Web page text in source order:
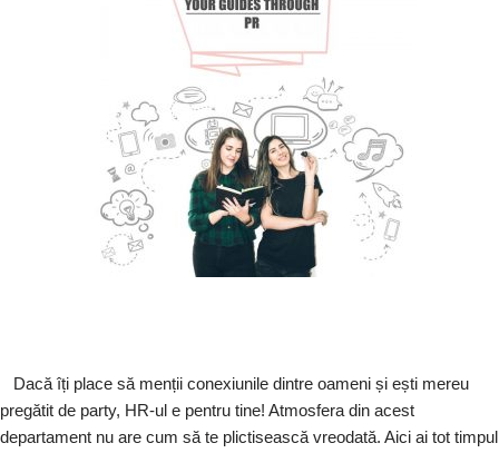
Dacă îți place să menții conexiunile dintre oameni și ești mereu
pregătit de party, HR-ul e pentru tine! Atmosfera din acest
departament nu are cum să te plictisească vreodată. Aici ai tot timpul